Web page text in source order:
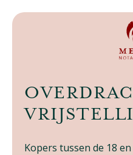
Kopers tussen de 18